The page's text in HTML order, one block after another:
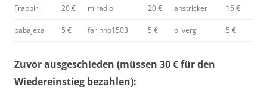
Frappiri 20 € miradlo 20 € anstricker 15 €
babajeza 5 € farinho1503 5 € oliverg 5 €
Zuvor ausgeschieden (müssen 30 € für den
Wiedereinstieg bezahlen):